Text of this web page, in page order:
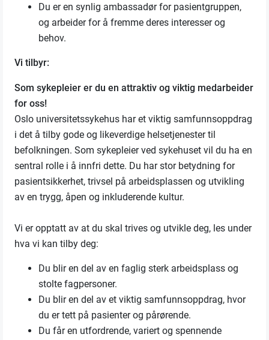
Du er en synlig ambassadør for pasientgruppen,
og arbeider for å fremme deres interesser og
behov.
Vi tilbyr:
Som sykepleier er du en attraktiv og viktig medarbeider
for oss!
Oslo universitetssykehus har et viktig samfunnsoppdrag
i det å tilby gode og likeverdige helsetjenester til
befolkningen. Som sykepleier ved sykehuset vil du ha en
sentral rolle i å innfri dette. Du har stor betydning for
pasientsikkerhet, trivsel på arbeidsplassen og utvikling
av en trygg, åpen og inkluderende kultur.
Vi er opptatt av at du skal trives og utvikle deg, les under
hva vi kan tilby deg:
Du blir en del av en faglig sterk arbeidsplass og
stolte fagpersoner.
Du blir en del av et viktig samfunnsoppdrag, hvor
du er tett på pasienter og pårørende.
Du får en utfordrende, variert og spennende